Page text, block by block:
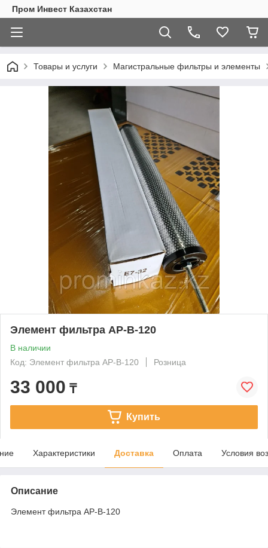
Пром Инвест Казахстан
Товары и услуги Магистральные фильтры и элементы
Элемент фильтра AP-B-120
В наличии
Код: Элемент фильтра AP-B-120
Розница
33 000 ₸
Купить
Характеристики Доставка Оплата Условия
Описание
Элемент фильтра AP-B-120